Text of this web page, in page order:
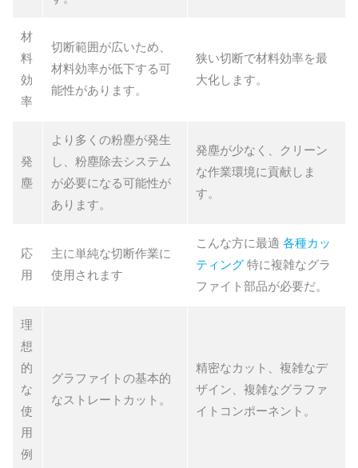
材
料
効
率
切断範囲が広いため、
材料効率が低下する可
能性があります。
狭い切断で材料効率を最
大化します。
発
塵
より多くの粉塵が発生
し、粉塵除去システム
が必要になる可能性が
あります。
発塵が少なく、クリーン
な作業環境に貢献しま
す。
応
用
主に単純な切断作業に
使用されます
こんな方に最適 各種カッ
ティング 特に複雑なグラ
ファイト部品が必要だ。
理
想
的
な
使
用
例
グラファイトの基本的
なストレートカット。
精密なカット、複雑なデ
ザイン、複雑なグラファ
イトコンポーネント。